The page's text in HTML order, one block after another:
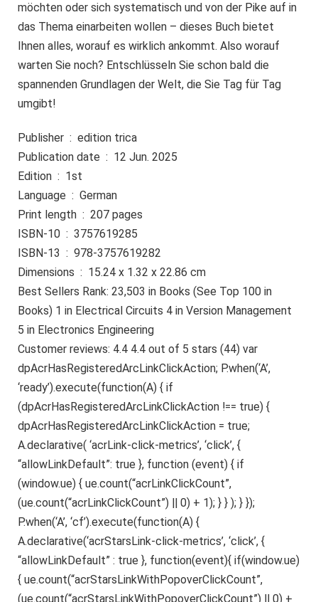
möchten oder sich systematisch und von der Pike auf in
das Thema einarbeiten wollen – dieses Buch bietet
Ihnen alles, worauf es wirklich ankommt. Also worauf
warten Sie noch? Entschlüsseln Sie schon bald die
spannenden Grundlagen der Welt, die Sie Tag für Tag
umgibt!
Publisher ‏ : ‎ edition trica
Publication date ‏ : ‎ 12 Jun. 2025
Edition ‏ : ‎ 1st
Language ‏ : ‎ German
Print length ‏ : ‎ 207 pages
ISBN-10 ‏ : ‎ 3757619285
ISBN-13 ‏ : ‎ 978-3757619282
Dimensions ‏ : ‎ 15.24 x 1.32 x 22.86 cm
Best Sellers Rank: 23,503 in Books (See Top 100 in
Books) 1 in Electrical Circuits 4 in Version Management
5 in Electronics Engineering
Customer reviews: 4.4 4.4 out of 5 stars (44) var
dpAcrHasRegisteredArcLinkClickAction; P.when(‘A’,
‘ready’).execute(function(A) { if
(dpAcrHasRegisteredArcLinkClickAction !== true) {
dpAcrHasRegisteredArcLinkClickAction = true;
A.declarative( ‘acrLink-click-metrics’, ‘click’, {
“allowLinkDefault”: true }, function (event) { if
(window.ue) { ue.count(“acrLinkClickCount”,
(ue.count(“acrLinkClickCount”) || 0) + 1); } } ); } });
P.when(‘A’, ‘cf’).execute(function(A) {
A.declarative(‘acrStarsLink-click-metrics’, ‘click’, {
“allowLinkDefault” : true }, function(event){ if(window.ue)
{ ue.count(“acrStarsLinkWithPopoverClickCount”,
(ue.count(“acrStarsLinkWithPopoverClickCount”) || 0) +